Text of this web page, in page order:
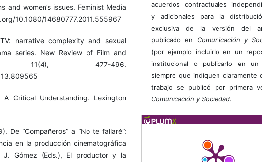
and women’s issues. Feminist Media
10.1080/14680777.2011.555967
narrative complexity and sexual
series. New Review of Film and
11(4), 477-496.
A Critical Understanding. Lexington
De “Compañeros” a “No te fallaré”:
en la producción cinematográfica
Gómez (Eds.), El productor y la
acuerdos contractuales
y adicionales para la
exclusiva de la versión del
publicado en Comunicación y
(por ejemplo incluirlo en un
institucional o publicarlo en un
siempre que indiquen claramente
trabajo se publicó por primera
Comunicación y Sociedad.